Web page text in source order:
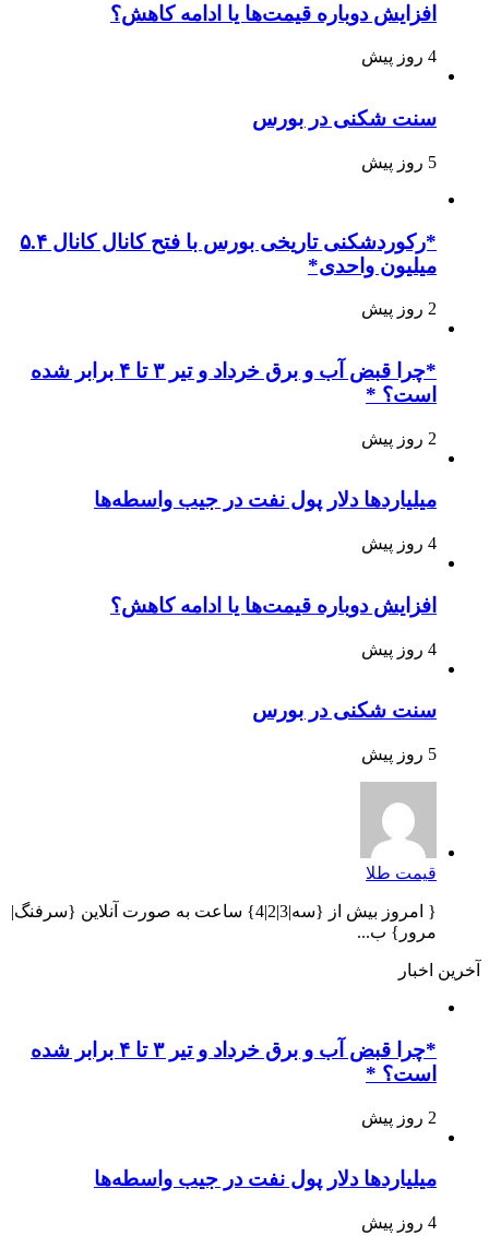
افزایش دوباره قیمت‌ها یا ادامه کاهش؟
4 روز پیش
سنت شکنی در بورس
5 روز پیش
*رکوردشکنی تاریخی بورس با فتح کانال کانال ۵.۴
میلیون واحدی*
2 روز پیش
*چرا قبض آب و برق خرداد و تیر ۳ تا ۴ برابر شده
است؟ *
2 روز پیش
میلیاردها دلار پول نفت در جیب واسطه‌ها
4 روز پیش
افزایش دوباره قیمت‌ها یا ادامه کاهش؟
4 روز پیش
سنت شکنی در بورس
5 روز پیش
قیمت طلا
{ امروز بیش از {سه|3|2|4} ساعت به صورت آنلاین {سرفنگ|
مرور} ب...
آخرین اخبار
*چرا قبض آب و برق خرداد و تیر ۳ تا ۴ برابر شده
است؟ *
2 روز پیش
میلیاردها دلار پول نفت در جیب واسطه‌ها
4 روز پیش